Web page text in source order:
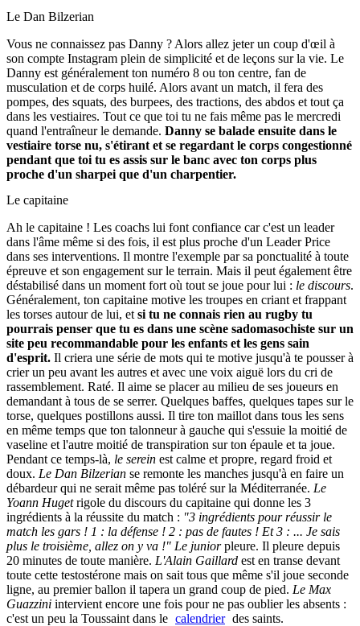
Le Dan Bilzerian
Vous ne connaissez pas Danny ? Alors allez jeter un coup d'œil à
son compte Instagram plein de simplicité et de leçons sur la vie. Le
Danny est généralement ton numéro 8 ou ton centre, fan de
musculation et de corps huilé. Alors avant un match, il fera des
pompes, des squats, des burpees, des tractions, des abdos et tout ça
dans les vestiaires. Tout ce que toi tu ne fais même pas le mercredi
quand l'entraîneur le demande. Danny se balade ensuite dans le
vestiaire torse nu, s'étirant et se regardant le corps congestionné
pendant que toi tu es assis sur le banc avec ton corps plus
proche d'un sharpei que d'un charpentier.
Le capitaine
Ah le capitaine ! Les coachs lui font confiance car c'est un leader
dans l'âme même si des fois, il est plus proche d'un Leader Price
dans ses interventions. Il montre l'exemple par sa ponctualité à toute
épreuve et son engagement sur le terrain. Mais il peut également être
déstabilisé dans un moment fort où tout se joue pour lui : le discours.
Généralement, ton capitaine motive les troupes en criant et frappant
les torses autour de lui, et si tu ne connais rien au rugby tu
pourrais penser que tu es dans une scène sadomasochiste sur un
site peu recommandable pour les enfants et les gens sain
d'esprit. Il criera une série de mots qui te motive jusqu'à te pousser à
crier un peu avant les autres et avec une voix aiguë lors du cri de
rassemblement. Raté. Il aime se placer au milieu de ses joueurs en
demandant à tous de se serrer. Quelques baffes, quelques tapes sur le
torse, quelques postillons aussi. Il tire ton maillot dans tous les sens
en même temps que ton talonneur à gauche qui s'essuie la moitié de
vaseline et l'autre moitié de transpiration sur ton épaule et ta joue.
Pendant ce temps-là, le serein est calme et propre, regard froid et
doux. Le Dan Bilzerian se remonte les manches jusqu'à en faire un
débardeur qui ne serait même pas toléré sur la Méditerranée. Le
Yoann Hugetrigole du discours du capitaine qui donne les 3
ingrédients à la réussite du match : "3 ingrédients pour réussir le
match les gars ! 1 : la défense ! 2 : pas de fautes ! Et 3 : ... Je sais
plus le troisième, allez on y va !" Le juniorpleure. Il pleure depuis
20 minutes de toute manière. L'Alain Gaillard est en transe devant
toute cette testostérone mais on sait tous que même s'il joue seconde
ligne, au premier ballon il tapera un grand coup de pied. Le Max
Guazzini intervient encore une fois pour ne pas oublier les absents :
c'est un peu la Toussaint dans le calendrier des saints.